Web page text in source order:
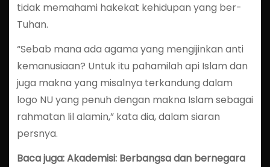
tidak memahami hakekat kehidupan yang ber-
Tuhan.
“Sebab mana ada agama yang mengijinkan anti
kemanusiaan? Untuk itu pahamilah api Islam dan
juga makna yang misalnya terkandung dalam
logo NU yang penuh dengan makna Islam sebagai
rahmatan lil alamin,” kata dia, dalam siaran
persnya.
Baca juga: Akademisi: Berbangsa dan bernegara